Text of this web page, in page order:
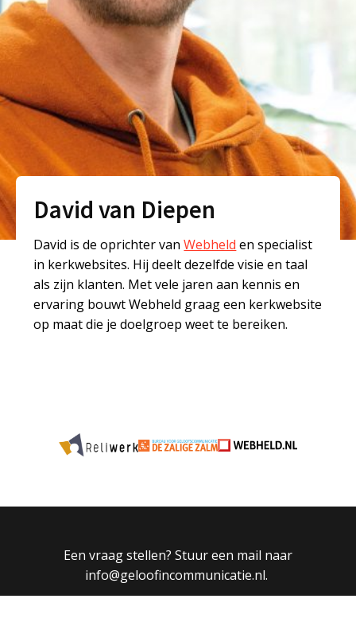
David van Diepen
David is de oprichter vanWebheld en specialist
in kerkwebsites. Hij deelt dezelfde visie en taal
als zijn klanten. Met vele jaren aan kennis en
ervaring bouwt Webheld graag een kerkwebsite
op maat die je doelgroep weet te bereiken.
Een vraag stellen? Stuur een mail naar
info@geloofincommunicatie.nl.